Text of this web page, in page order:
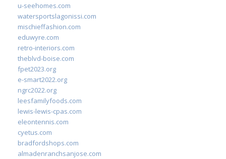
u-seehomes.com
watersportslagonissi.com
mischieffashion.com
eduwyre.com
retro-interiors.com
theblvd-boise.com
fpet2023.org
e-smart2022.org
ngrc2022.org
leesfamilyfoods.com
lewis-lewis-cpas.com
eleontennis.com
cyetus.com
bradfordshops.com
almadenranchsanjose.com